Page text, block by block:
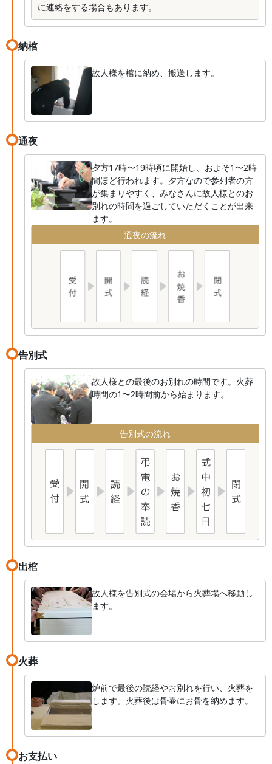
に連絡をする場合もあります。
納棺
故人様を棺に納め、搬送します。
通夜
夕方17時〜19時頃に開始し、およそ1〜2時
間ほど行われます。夕方なので参列者の方
が集まりやすく、みなさんに故人様とのお
別れの時間を過ごしていただくことが出来
ます。
通夜の流れ
告別式
故人様との最後のお別れの時間です。火葬
時間の1〜2時間前から始まります。
告別式の流れ
出棺
故人様を告別式の会場から火葬場へ移動し
ます。
火葬
炉前で最後の読経やお別れを行い、火葬を
します。火葬後は骨壷にお骨を納めます。
お支払い